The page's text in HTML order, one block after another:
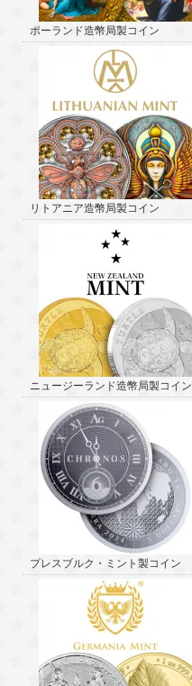
ポーランド造幣局製コイン
リトアニア造幣局製コイン
ニュージーランド造幣局製コイン
プレスブルク・ミント製コイン